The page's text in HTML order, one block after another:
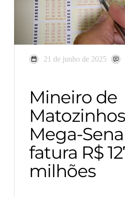
21 de junho de 2025
Mineiro de
Mega-
fatura R$
milhões